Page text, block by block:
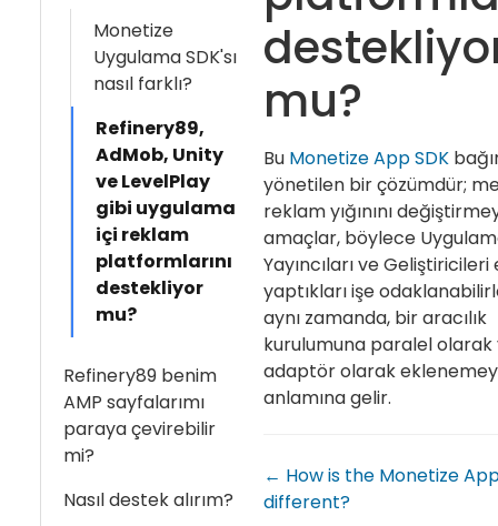
Monetize
Uygulama SDK'sı
nasıl farklı?
Refinery89,
AdMob, Unity
ve LevelPlay
gibi uygulama
içi reklam
platformlarını
destekliyor
mu?
Refinery89 benim
AMP sayfalarımı
paraya çevirebilir
mi?
Nasıl destek alırım?
mu?
Bu Monetize App SDK
yönetilen bir çözümdür;
reklam yığınını
amaçlar, böylece
Yayıncıları ve Geliştiricileri
yaptıkları işe
aynı zamanda, bir aracılık
kurulumuna paralel
adaptör olarak
anlamına gelir.
← How is the Monetize
different?